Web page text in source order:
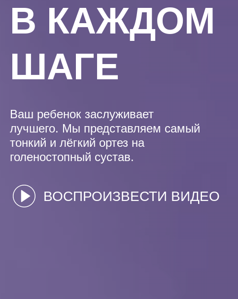
В КАЖДОМ
ШАГЕ
Ваш ребенок заслуживает
лучшего. Мы представляем самый
тонкий и лёгкий ортез на
голеностопный сустав.
ВОСПРОИЗВЕСТИ ВИДЕО